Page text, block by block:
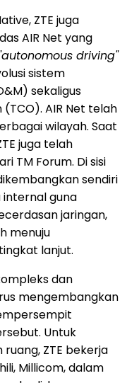
ZTE juga
AIR Net yang
driving"
sistem
sekaligus
AIR Net telah
wilayah. Saat
juga telah
TM Forum. Di sisi
sendiri
internal guna
jaringan,
menuju
lanjut.
dan
mengembangkan
Untuk
ZTE bekerja
Millicom, dalam